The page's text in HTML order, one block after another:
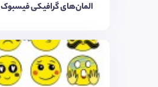
المان‌های گرافیکی فیسبوک